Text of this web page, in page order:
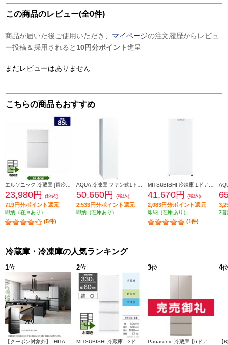
この商品のレビュー(全0件)
商品が届いた後ご使用いただき、 マイページの注文履歴からレビュ
ー投稿＆採用されると 10円分ポイント進呈
まだレビューはありません
こちらの商品もおすすめ
23,980円 (税込)
719円分ポイント還元
即納（在庫あり）
(5件)
50,660円 (税込)
2,533円分ポイント還元
即納（在庫あり）
41,670円 (税込)
2,083円分ポイント還元
即納（在庫あり）
(1件)
3営
冷蔵庫・冷凍庫の人気ランキング
1位 2位 3位 4